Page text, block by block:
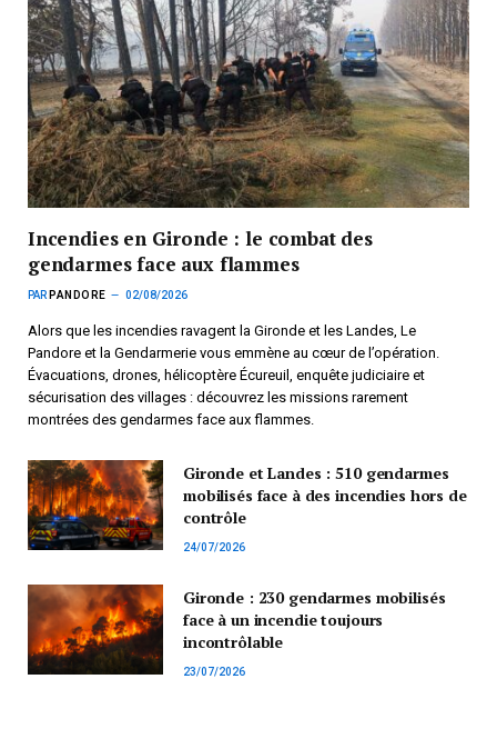
Incendies en Gironde : le combat des
gendarmes face aux flammes
PAR PANDORE 02/08/2026
Alors que les incendies ravagent la Gironde et les Landes, Le
Pandore et la Gendarmerie vous emmène au cœur de l’opération.
Évacuations, drones, hélicoptère Écureuil, enquête judiciaire et
sécurisation des villages : découvrez les missions rarement
montrées des gendarmes face aux flammes.
Gironde et Landes : 510 gendarmes
mobilisés face à des incendies hors de
contrôle
24/07/2026
Gironde : 230 gendarmes mobilisés
face à un incendie toujours
incontrôlable
23/07/2026